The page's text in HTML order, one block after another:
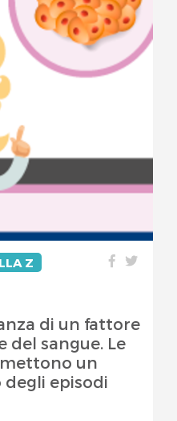
Z
di un fattore
del sangue. Le
un
episodi